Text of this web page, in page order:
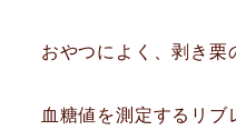
おやつによく、剥き栗
血糖値を測定するリブ